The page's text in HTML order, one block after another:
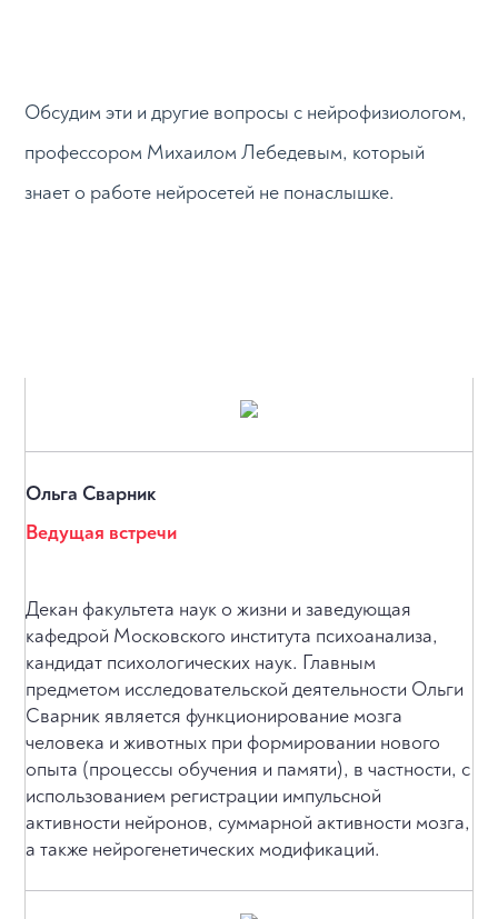
Обсудим эти и другие вопросы с нейрофизиологом,
профессором Михаилом Лебедевым, который
знает о работе нейросетей не понаслышке.
Ольга Сварник
Ведущая встречи
Декан факультета наук о жизни и заведующая
кафедрой Московского института психоанализа,
кандидат психологических наук. Главным
предметом исследовательской деятельности Ольги
Сварник является функционирование мозга
человека и животных при формировании нового
опыта (процессы обучения и памяти), в частности, с
использованием регистрации импульсной
активности нейронов, суммарной активности мозга,
а также нейрогенетических модификаций.